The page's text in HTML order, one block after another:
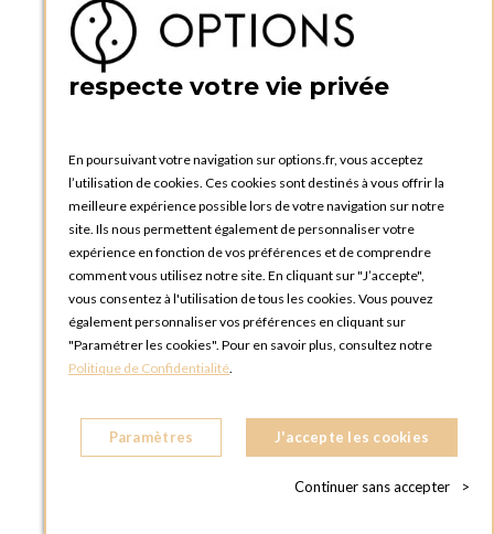
BOUTIQUE OPTIONS - PARIS 5E
5 quai de la tournelle
FRANCE
OPTIONS ROUEN
Rue du Clos Tellier
76800 Saint-Etienne-du-Rouvray
FRANCE
Téléphone :+33 2 35 08 38 53
OPTIONS TOULOUSE
6 rue Gaye Marie, ZAC de Saint-Martin du Touch
31300 Toulouse
FRANCE
OPTIONS MC
respecte votre vie privée
En poursuivant votre navigation sur options.fr, vous acceptez
l’utilisation de cookies. Ces cookies sont destinés à vous offrir la
meilleure expérience possible lors de votre navigation sur notre
site. Ils nous permettent également de personnaliser votre
expérience en fonction de vos préférences et de comprendre
comment vous utilisez notre site. En cliquant sur "J’accepte",
vous consentez à l'utilisation de tous les cookies. Vous pouvez
également personnaliser vos préférences en cliquant sur
"Paramétrer les cookies". Pour en savoir plus, consultez notre
Politique de Confidentialité.
Paramètres J'accepte les cookies
Continuer sans accepter >